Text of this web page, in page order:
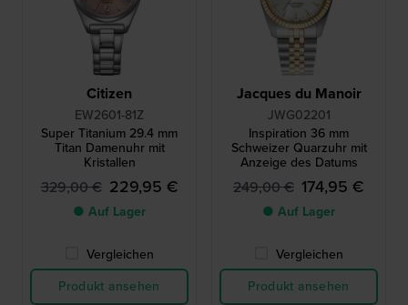
Citizen
EW2601-81Z
Super Titanium 29.4 mm
Titan Damenuhr mit
Kristallen
329,00 € 229,95 €
● Auf Lager
Vergleichen
Produkt ansehen
Jacques du Manoir
JWG02201
Inspiration 36 mm
Schweizer Quarzuhr mit
Anzeige des Datums
249,00 € 174,95 €
● Auf Lager
Vergleichen
Produkt ansehen